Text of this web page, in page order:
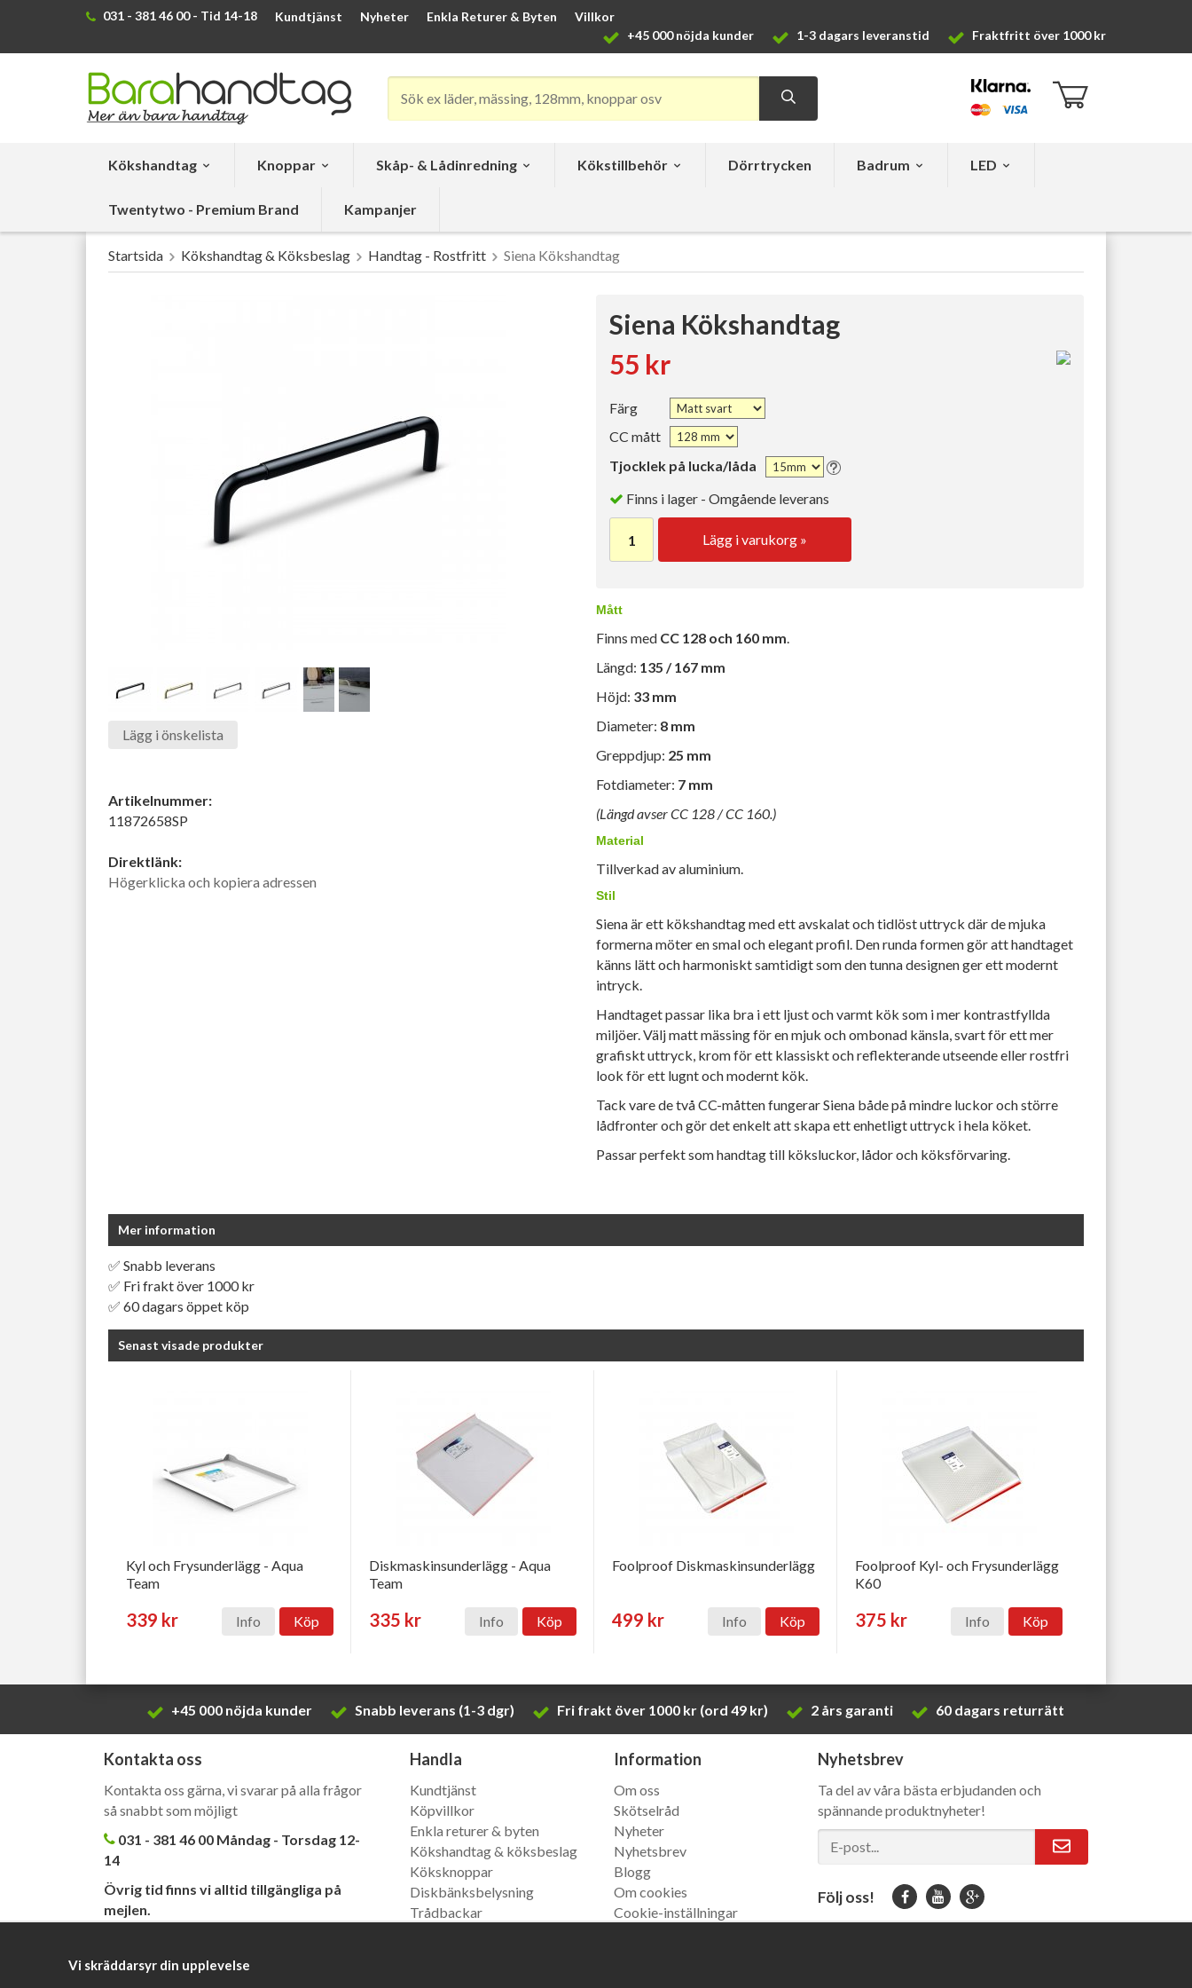
031 - 381 46 00 - Tid 14-18 Kundtjänst Nyheter Enkla Returer & Byten
Villkor
+45 000 nöjda kunder
1-3 dagars leveranstid Fraktfritt över 1000 kr
Kökshandtag Knoppar Skåp- & Lådinredning Kökstillbehör Dörrtrycken Badrum LED
Twentytwo - Premium Brand Kampanjer
Startsida Kökshandtag & Köksbeslag Handtag - Rostfritt Siena Kökshandtag
Siena Kökshandtag
55 kr
Färg
CC mått
Tjocklek på lucka/låda
Finns i lager - Omgående leverans
Lägg i varukorg »
Mått
Finns med CC 128 och 160 mm.
Längd: 135 / 167 mm
Höjd: 33 mm
Diameter: 8 mm
Greppdjup: 25 mm
Fotdiameter: 7 mm
(Längd avser CC 128 / CC 160.)
Material
Tillverkad av aluminium.
Stil
Siena är ett kökshandtag med ett avskalat och tidlöst uttryck där de mjuka
formerna möter en smal och elegant profil. Den runda formen gör att handtaget
känns lätt och harmoniskt samtidigt som den tunna designen ger ett modernt
intryck.
Handtaget passar lika bra i ett ljust och varmt kök som i mer kontrastfyllda
miljöer. Välj matt mässing för en mjuk och ombonad känsla, svart för ett mer
grafiskt uttryck, krom för ett klassiskt och reflekterande utseende eller rostfri
look för ett lugnt och modernt kök.
Tack vare de två CC-måtten fungerar Siena både på mindre luckor och större
lådfronter och gör det enkelt att skapa ett enhetligt uttryck i hela köket.
Passar perfekt som handtag till köksluckor, lådor och köksförvaring.
Lägg i önskelista
Artikelnummer:
11872658SP
Direktlänk:
Högerklicka och kopiera adressen
Mer information
✅ Snabb leverans
✅ Fri frakt över 1000 kr
✅ 60 dagars öppet köp
Senast visade produkter
Kyl och Frysunderlägg - Aqua
Team
339 kr Info Köp
Diskmaskinsunderlägg - Aqua
Team
335 kr Info Köp
Foolproof Diskmaskinsunderlägg
499 kr Info Köp
Foolproof Kyl- och Frysunderlägg
K60
375 kr Info Köp
+45 000 nöjda kunder Snabb leverans (1-3 dgr) Fri frakt över 1000 kr (ord 49 kr) 2 års garanti 60 dagars returrätt
Kontakta oss
Kontakta oss gärna, vi svarar på alla frågor
så snabbt som möjligt
031 - 381 46 00 Måndag - Torsdag 12-
14
Övrig tid finns vi alltid tillgängliga på
mejlen.
kundtjanst@barahandtag.se
Handla
Kundtjänst
Köpvillkor
Enkla returer & byten
Kökshandtag & köksbeslag
Köksknoppar
Diskbänksbelysning
Trådbackar
Information
Om oss
Skötselråd
Nyheter
Nyhetsbrev
Blogg
Om cookies
Cookie-inställningar
Nyhetsbrev
Ta del av våra bästa erbjudanden och
spännande produktnyheter!
Följ oss!
Vi skräddarsyr din upplevelse